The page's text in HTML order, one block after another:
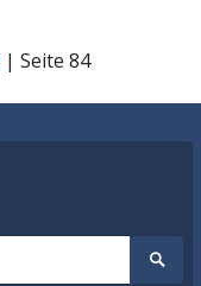
| Seite 84
Suche